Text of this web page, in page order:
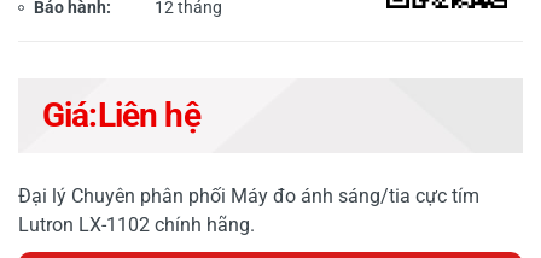
Bảo hành: 12 tháng
Giá:Liên hệ
Đại lý Chuyên phân phối Máy đo ánh sáng/tia cực tím
Lutron LX-1102 chính hãng.